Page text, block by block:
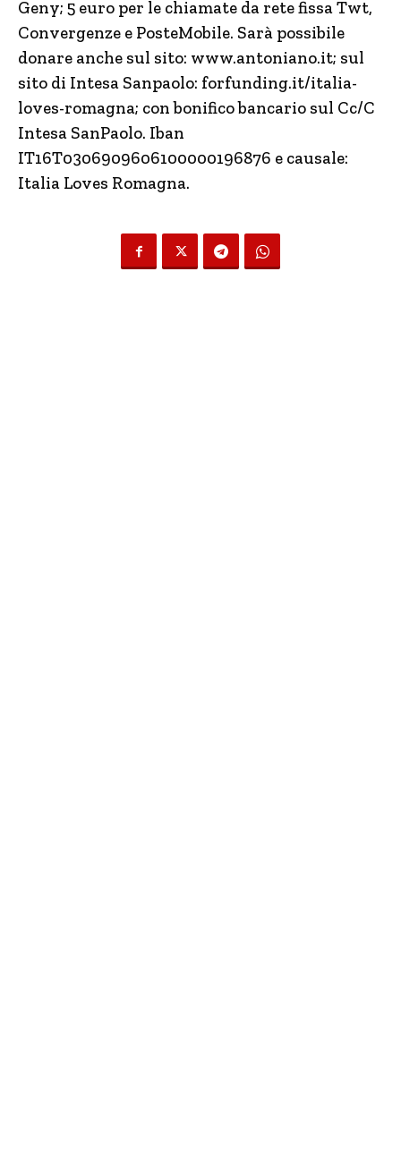
Geny; 5 euro per le chiamate da rete fissa Twt,
Convergenze e PosteMobile. Sarà possibile
donare anche sul sito: www.antoniano.it; sul
sito di Intesa Sanpaolo: forfunding.it/italia-
loves-romagna; con bonifico bancario sul Cc/C
Intesa SanPaolo. Iban
IT16T0306909606100000196876 e causale:
Italia Loves Romagna.